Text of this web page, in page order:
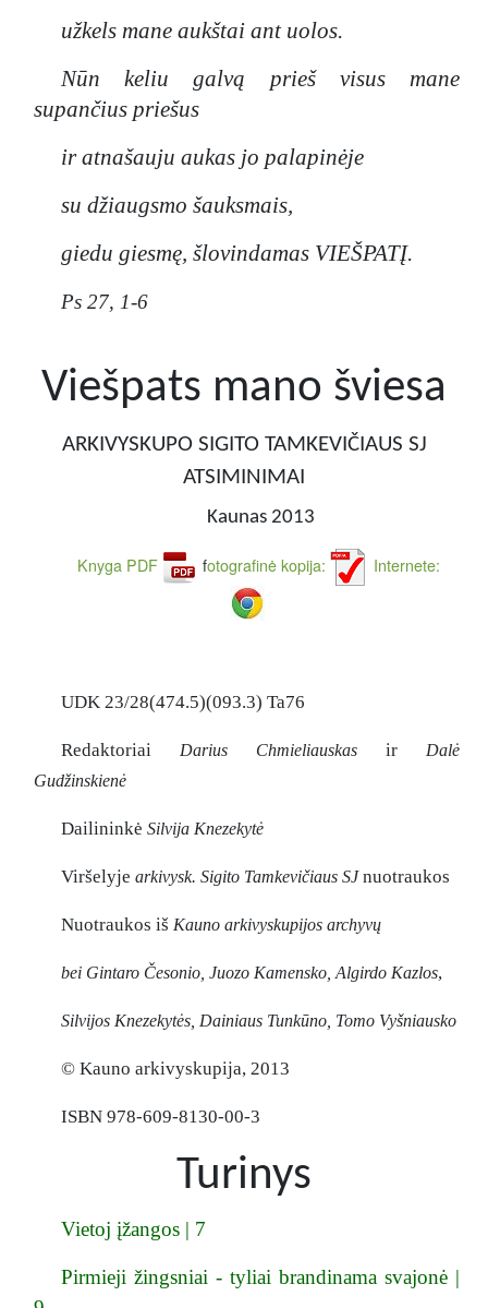
užkels mane aukštai ant uolos.
Nūn keliu galvą prieš visus mane
supančius priešus
ir atnašauju aukas jo palapinėje
su džiaugsmo šauksmais,
giedu giesmę, šlovindamas VIEŠPATĮ.
Ps 27, 1-6
Viešpats mano šviesa
ARKIVYSKUPO SIGITO TAMKEVIČIAUS SJ
ATSIMINIMAI
Kaunas 2013
Knyga PDF fotografinė kopija: Internete:
UDK 23/28(474.5)(093.3) Ta76
Redaktoriai Darius Chmieliauskas ir Dalė
Gudžinskienė
Dailininkė Silvija Knezekytė
Viršelyje arkivysk. Sigito Tamkevičiaus SJnuotraukos
Nuotraukos iš Kauno arkivyskupijos archyvų
bei Gintaro Česonio, Juozo Kamensko, Algirdo Kazlos,
Silvijos Knezekytės, Dainiaus Tunkūno, Tomo Vyšniausko
© Kauno arkivyskupija, 2013
ISBN 978-609-8130-00-3
Turinys
Vietoj įžangos | 7
Pirmieji žingsniai - tyliai brandinama svajonė |